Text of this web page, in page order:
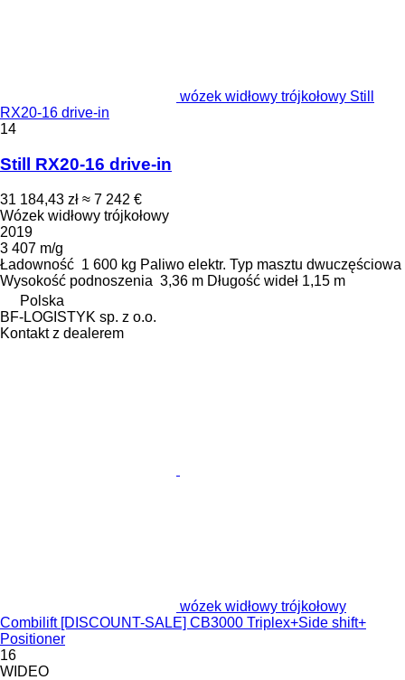
wózek widłowy trójkołowy Still
RX20-16 drive-in
14
Still RX20-16 drive-in
31 184,43 zł ≈ 7 242 €
Wózek widłowy trójkołowy
2019
3 407 m/g
Ładowność 1 600 kg Paliwo elektr. Typ masztu dwuczęściowa
Wysokość podnoszenia 3,36 m Długość wideł 1,15 m
Polska
BF-LOGISTYK sp. z o.o.
Kontakt z dealerem
wózek widłowy trójkołowy
Combilift [DISCOUNT-SALE] CB3000 Triplex+Side shift+
Positioner
16
WIDEO